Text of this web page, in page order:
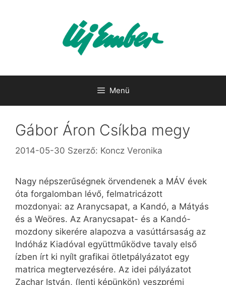
Menü
Gábor Áron Csíkba megy
2014-05-30 Szerző: Koncz Veronika
Nagy népszerűségnek örvendenek a MÁV évek
óta forgalomban lévő, felmatricázott
mozdonyai: az Aranycsapat, a Kandó, a Mátyás
és a Weöres. Az Aranycsapat- és a Kandó-
mozdony sikerére alapozva a vasúttársaság az
Indóház Kiadóval együttműködve tavaly első
ízben írt ki nyílt grafikai ötletpályázatot egy
matrica megtervezésére. Az idei pályázatot
Zachar István, (lenti képünkön) veszprémi